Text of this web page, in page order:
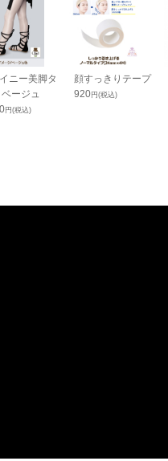
ニー美脚タ
ージュ
円(税込)
顔すっきりテープ
920円(税込)